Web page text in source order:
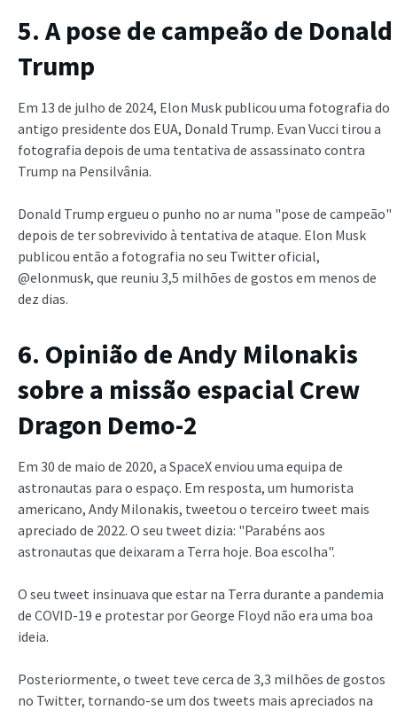
5. A pose de campeão de Donald
Trump
Em 13 de julho de 2024, Elon Musk publicou uma fotografia do
antigo presidente dos EUA, Donald Trump. Evan Vucci tirou a
fotografia depois de uma tentativa de assassinato contra
Trump na Pensilvânia.
Donald Trump ergueu o punho no ar numa "pose de campeão"
depois de ter sobrevivido à tentativa de ataque. Elon Musk
publicou então a fotografia no seu Twitter oficial,
@elonmusk, que reuniu 3,5 milhões de gostos em menos de
dez dias.
6. Opinião de Andy Milonakis
sobre a missão espacial Crew
Dragon Demo-2
Em 30 de maio de 2020, a SpaceX enviou uma equipa de
astronautas para o espaço. Em resposta, um humorista
americano, Andy Milonakis, tweetou o terceiro tweet mais
apreciado de 2022. O seu tweet dizia: "Parabéns aos
astronautas que deixaram a Terra hoje. Boa escolha".
O seu tweet insinuava que estar na Terra durante a pandemia
de COVID-19 e protestar por George Floyd não era uma boa
ideia.
Posteriormente, o tweet teve cerca de 3,3 milhões de gostos
no Twitter, tornando-se um dos tweets mais apreciados na